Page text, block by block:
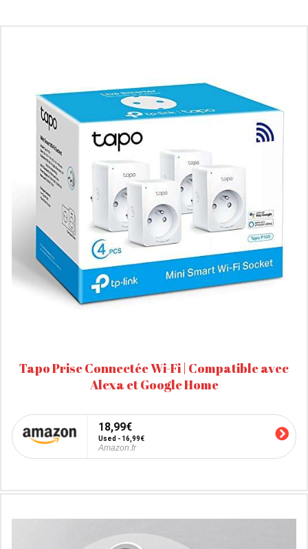
Tapo Prise Connectée Wi-Fi | Compatible avec
Alexa et Google Home
18,99€
Used - 16,99€
Amazon.fr